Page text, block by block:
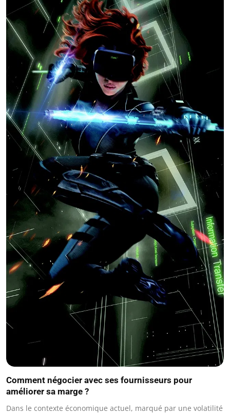
Comment négocier avec ses fournisseurs pour
améliorer sa marge ?
Dans le contexte économique actuel, marqué par une volatilité